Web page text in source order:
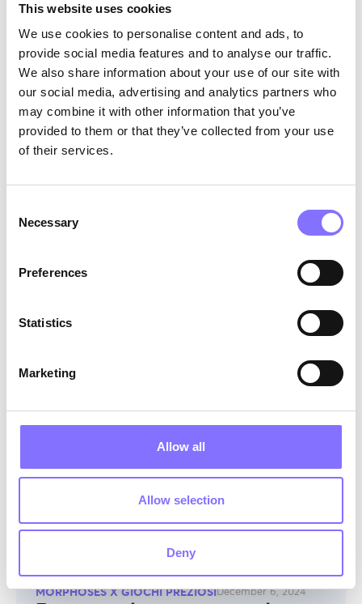
This website uses cookies
We use cookies to personalise content and ads, to
provide social media features and to analyse our traffic.
We also share information about your use of our site with
our social media, advertising and analytics partners who
may combine it with other information that you’ve
provided to them or that they’ve collected from your use
of their services.
Selection
Necessary
Preferences
Statistics
Marketing
Allow all
Allow selection
Deny
MORPHOSES X GIOCHI PREZIOSI December 6, 2024
Ελευθερώνοντας τη
δημιουργικότητα και τη
συνεργασία με το Χαλάκι
Ζωγραφικής της Crayola
Καλώς ήρθατε, γονείς, στο blog μας, όπου θα
την ανάπτυξη των παιδιών σας. Σήμερα, είμαστε
"Χαλάκι Ζωγραφικής της Crayola", ένα φυσικό
παιχνίδι που πυροδοτεί τη δημιουργικότητα και
μαρκαδόρους που σβήνουν και το χαλάκι
να απελευθερώσουν τα παιδιά σας τη φαντασία
τους, να αναπτύξουν βασικά soft skills και να
MORPHOSES X GIOCHI PREZIOSIDecember 6, 2024